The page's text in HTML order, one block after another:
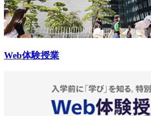
Web体験授業